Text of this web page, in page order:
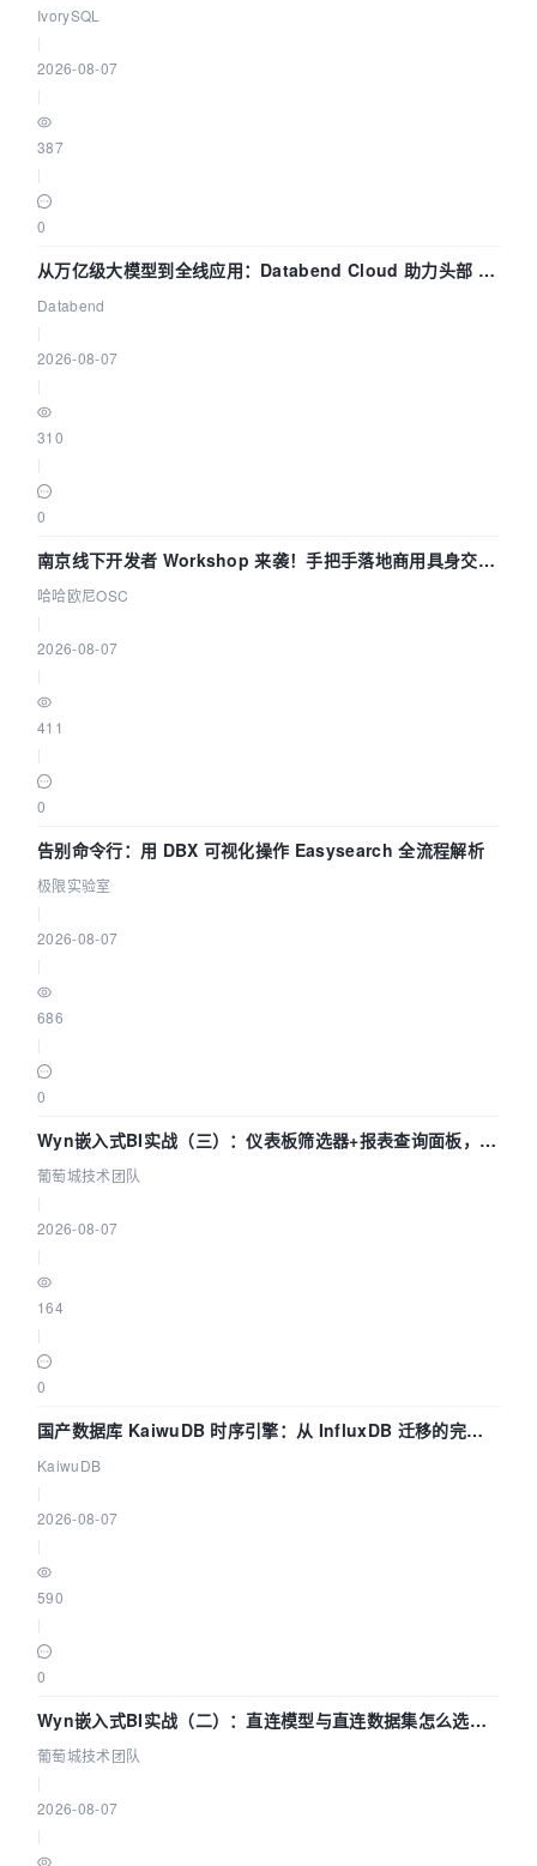
核——我们改得动吗？我们贡献了什么？
IvorySQL
2026-08-07
387
0
从万亿级大模型到全线应用：Databend Cloud 助力头部 AI
企业构建全链路 Trace 数据管道
Databend
2026-08-07
310
0
南京线下开发者 Workshop 来袭！手把手落地商用具身交互
智能 Agent 应用
哈哈欧尼OSC
2026-08-07
411
0
告别命令行：用 DBX 可视化操作 Easysearch 全流程解析
极限实验室
2026-08-07
686
0
Wyn嵌入式BI实战（三）：仪表板筛选器+报表查询面板，参
数联动全闭环
葡萄城技术团队
2026-08-07
164
0
国产数据库 KaiwuDB 时序引擎：从 InfluxDB 迁移的完整
技术路径
KaiwuDB
2026-08-07
590
0
Wyn嵌入式BI实战（二）：直连模型与直连数据集怎么选，
参数为什么不生效？| 葡萄城技术团队
葡萄城技术团队
2026-08-07